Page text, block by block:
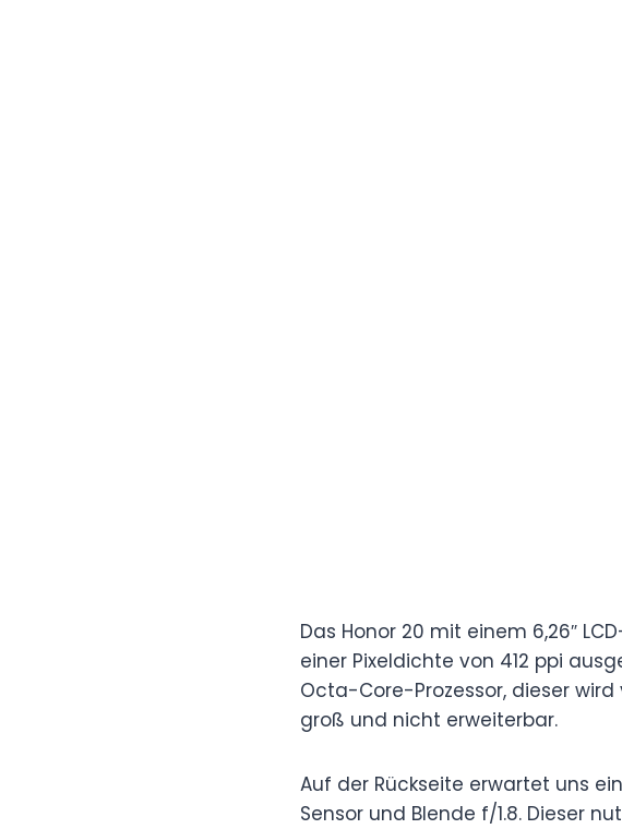
Das Honor 20 mit einem 6,26″
einer Pixeldichte von 412 ppi
Octa-Core-Prozessor, dieser wird
groß und nicht erweiterbar.
Auf der Rückseite erwartet uns
Sensor und Blende f/1.8. Dieser